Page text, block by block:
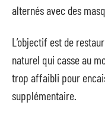
alternés avec des
L’objectif est de
naturel qui casse au
trop affaibli pour
supplémentaire.